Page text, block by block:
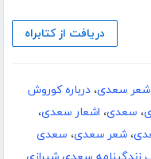
دریافت از کتابراه
شعر سعدی، درباره کوروش
، سعدی، اشعار سعدی،
، شعر سعدی، سعدی